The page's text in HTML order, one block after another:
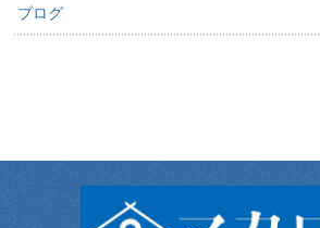
ブログ